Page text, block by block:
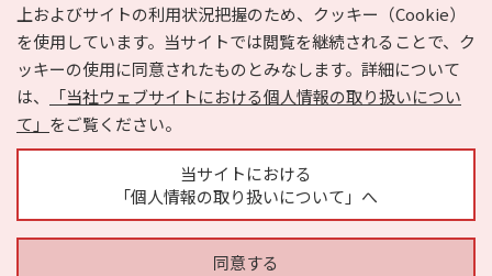
上およびサイトの利用状況把握のため、クッキー（Cookie）
を使用しています。当サイトでは閲覧を継続されることで、ク
ッキーの使用に同意されたものとみなします。詳細について
は、
「当社ウェブサイトにおける個人情報の取り扱いについ
て」 をご覧ください。
当サイトにおける
「個人情報の取り扱いについて」へ
同意する
Copyright © HYOJITO.Co.,Ltd. All Rights Reserved.